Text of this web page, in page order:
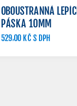
OBOUSTRANNÁ LEPÍCÍ
PÁSKA 10MM
529,00 KČ S DPH